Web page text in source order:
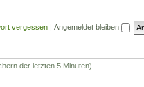
vergessen | Angemeldet bleiben
der letzten 5 Minuten)